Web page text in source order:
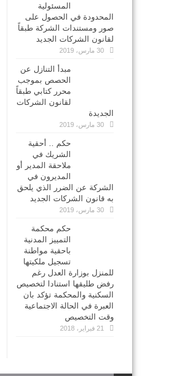
المسئولية
المحدودة في الحصول على
صور ومستندات الشركة طبقاً
لقانون الشركات الجديد
30 مارس، 2019
مبدأ التنازل عن
الحصص بموجب
محرر كتابي طبقاً
لقانون الشركات
الجديدة
30 مارس، 2019
حكم .. أحقية
الشريك في
ملاحقة المدير أو
المديرون في
الشركة عن الضرر الذي يلحق
به قانون الشركات الجديد
30 مارس، 2019
حكم محكمة
التمييز المدنية
باحقية مواطنة
تسجيل ملكيتها
للمنزل بوزارة العدل رغم
رفض طليقها استنادا لتخصيص
السكنية والمحكمة تؤكد بان
العبرة في الحالة الاجتماعية
وقت التخصيص
21 فبراير، 2018